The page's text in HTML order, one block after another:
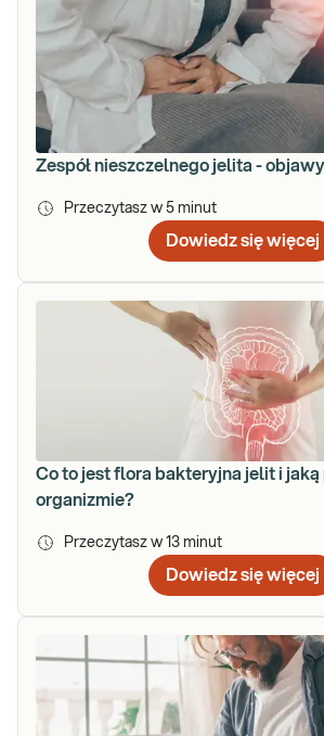
Zespół nieszczelnego jelita -
Przeczytasz w 5 minut
Dowiedz się więcej
Co to jest flora bakteryjna jelit i jaką
organizmie?
Przeczytasz w 13 minut
Dowiedz się więcej